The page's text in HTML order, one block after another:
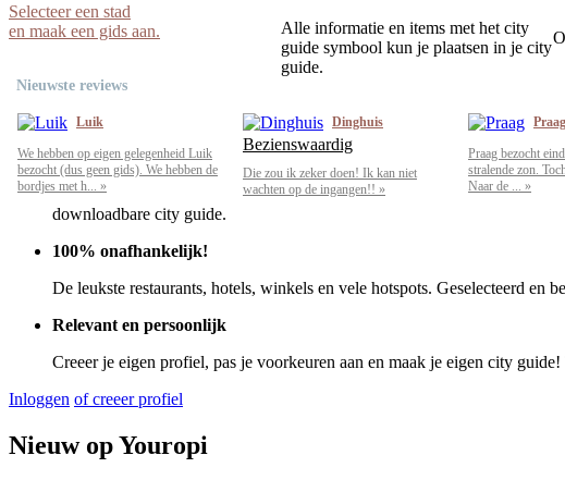
Selecteer een stad
en maak een gids aan.
Alle informatie en items met het city
guide symbool kun je plaatsen in je city
guide.
Nieuwste reviews
Luik
We hebben op eigen gelegenheid Luik
bezocht (dus geen gids). We hebben de
bordjes met h... »
Dinghuis
Bezienswaardig
Die zou ik zeker doen! Ik kan niet
wachten op de ingangen!! »
Praag
Praag bezocht
stralende zon.
Naar de ... »
downloadbare city guide.
100% onafhankelijk!
De leukste restaurants, hotels, winkels en vele hotspots. Geselecteerd en
Relevant en persoonlijk
Creeer je eigen profiel, pas je voorkeuren aan en maak je eigen city
Inloggen of creeer profiel
Nieuw op Youropi